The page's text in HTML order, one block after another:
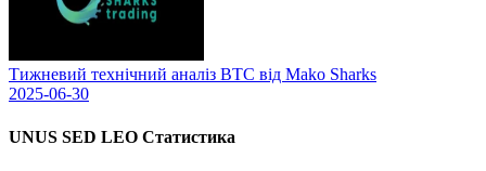
Тижневий технічний аналіз BTC від Mako Sharks
2025-06-30
UNUS SED LEO Статистика